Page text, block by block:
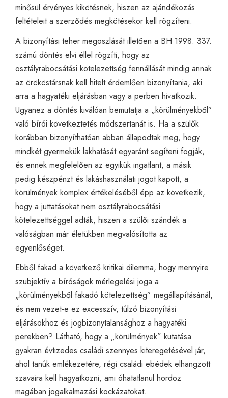
minősül érvényes kikötésnek, hiszen az ajándékozás
feltételeit a szerződés megkötésekor kell rögzíteni.
A bizonyítási teher megoszlását illetően a BH 1998. 337.
számú döntés elvi éllel rögzíti, hogy az
osztályrabocsátási kötelezettség fennállását mindig annak
az örököstársnak kell hitelt érdemlően bizonyítania, aki
arra a hagyatéki eljárásban vagy a perben hivatkozik.
Ugyanez a döntés kiválóan bemutatja a „körülményekből”
való bírói következtetés módszertanát is. Ha a szülők
korábban bizonyíthatóan abban állapodtak meg, hogy
mindkét gyermekük lakhatását egyaránt segíteni fogják,
és ennek megfelelően az egyikük ingatlant, a másik
pedig készpénzt és lakáshasználati jogot kapott, a
körülmények komplex értékeléséből épp az következik,
hogy a juttatásokat nem osztályrabocsátási
kötelezettséggel adták, hiszen a szülői szándék a
valóságban már életükben megvalósította az
egyenlőséget.
Ebből fakad a következő kritikai dilemma, hogy mennyire
szubjektív a bíróságok mérlegelési joga a
„körülményekből fakadó kötelezettség” megállapításánál,
és nem vezet-e ez excesszív, túlzó bizonyítási
eljárásokhoz és jogbizonytalansághoz a hagyatéki
perekben? Látható, hogy a „körülmények” kutatása
gyakran évtizedes családi szennyes kiteregetésével jár,
ahol tanúk emlékezetére, régi családi ebédek elhangzott
szavaira kell hagyatkozni, ami óhatatlanul hordoz
magában jogalkalmazási kockázatokat.